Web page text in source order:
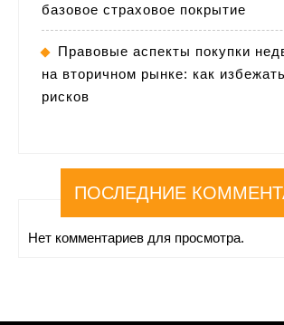
базовое страховое покрытие
Правовые аспекты покупки
на вторичном рынке: как
рисков
ПОСЛЕДНИЕ
Нет комментариев для просмотра.